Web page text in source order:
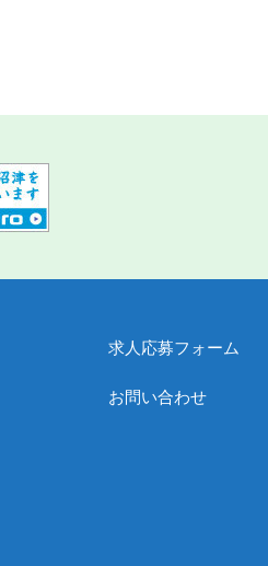
求人応募フォーム
お問い合わせ